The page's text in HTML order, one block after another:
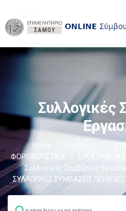
Συλλογικές
Home
ΦΟΡΟΛΟΓΙΣΤΙΚΑ
/ ΕΡΓΑΤΙΚΑ -
Συλλογικές Συμβάσεις
ΣΥΛΛΟΓΙΚΕΣ ΣΥΜΒΑΣΕΙΣ